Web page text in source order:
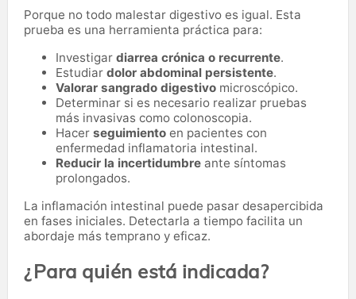
Porque no todo malestar digestivo es igual. Esta
prueba es una herramienta práctica para:
Investigar diarrea crónica o recurrente.
Estudiar dolor abdominal persistente.
Valorar sangrado digestivo microscópico.
Determinar si es necesario realizar pruebas
más invasivas como colonoscopia.
Hacer seguimiento en pacientes con
enfermedad inflamatoria intestinal.
Reducir la incertidumbre ante síntomas
prolongados.
La inflamación intestinal puede pasar desapercibida
en fases iniciales. Detectarla a tiempo facilita un
abordaje más temprano y eficaz.
¿Para quién está indicada?